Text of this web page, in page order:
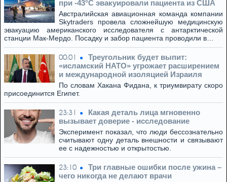
при -43°C эвакуировали пациента из США
Австралийская авиационная команда компании
Skytraders провела сложнейшую медицинскую
эвакуацию американского исследователя с антарктической
станции Мак-Мердо. Посадку и забор пациента проводили в…
00:01
Треугольник будет выпит:
«исламский НАТО» угрожает расширением
и международной изоляцией Израиля
По словам Хакана Фидана, к триумвирату скоро
присоединится Египет.
23:31
Какая деталь лица мгновенно
вызывает доверие - исследование
Эксперимент показал, что люди бессознательно
считывают одну деталь внешности и связывают
ее с надежностью и открытостью.
23:10
Три главные ошибки после ужина –
чего никогда не делают врачи